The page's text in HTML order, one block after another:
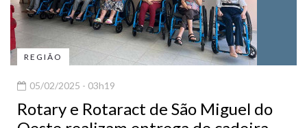
REGIÃO
05/02/2025 - 03h19
Rotary e Rotaract de São Miguel do